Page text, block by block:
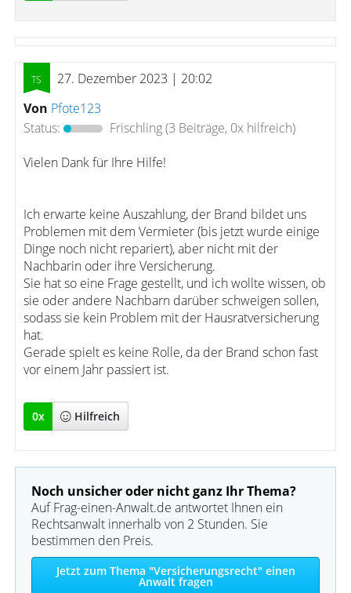
27. Dezember 2023 | 20:02
Von Pfote123
Status:
Frischling(3 Beiträge, 0x hilfreich)
Vielen Dank für Ihre Hilfe!
Ich erwarte keine Auszahlung, der Brand bildet uns
Problemen mit dem Vermieter (bis jetzt wurde einige
Dinge noch nicht repariert), aber nicht mit der
Nachbarin oder ihre Versicherung.
Sie hat so eine Frage gestellt, und ich wollte wissen, ob
sie oder andere Nachbarn darüber schweigen sollen,
sodass sie kein Problem mit der Hausratversicherung
hat.
Gerade spielt es keine Rolle, da der Brand schon fast
vor einem Jahr passiert ist.
0x Hilfreich
Noch unsicher oder nicht ganz Ihr Thema?
Auf Frag-einen-Anwalt.de antwortet Ihnen ein
Rechtsanwalt innerhalb von 2 Stunden. Sie
bestimmen den Preis.
Jetzt zum Thema "Versicherungsrecht" einen
Anwalt fragen